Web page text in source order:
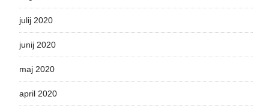
julij 2020
junij 2020
maj 2020
april 2020